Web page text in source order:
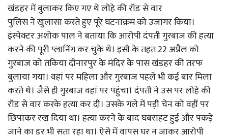
खंडहर में बुलाकर किए गए थे लोहे की रॉड से वार
पुलिस ने खुलासा करते हुए पूरे घटनाक्रम को उजागर किया।
इंस्पेक्टर अशोक पाल ने बताया कि आरोपी दंपती गुरबाज की हत्या
करने की पूरी प्लानिंग कर चुके थे। इसी के तहत 22 अप्रैल को
गुरबाज को तकिया दीनारपुर के मंदिर के पास खंडहर की तरफ
बुलाया गया। वहां पर महिला और गुरबाज पहले भी कई बार मिला
करते थे। जैसे ही गुरबाज वहां पर पहुंचा। दंपती ने उस पर लोहे की
रॉड से वार करके हत्या कर दी। उसके गले में पड़ी चेन को वहीं पर
छिपाकर रख दिया था। हत्या करने के बाद घबराहट हुई और पकड़े
जाने का डर भी सता रहा था। ऐसे में वापस घर न जाकर आरोपी